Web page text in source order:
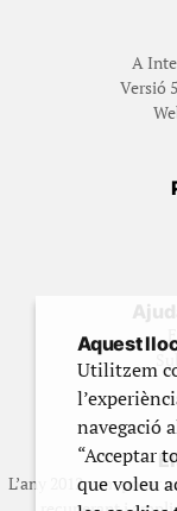
A
Versió
L’any 2012 vam posar
Aquest
Utilitzem
navegació
“Acceptar
que voleu